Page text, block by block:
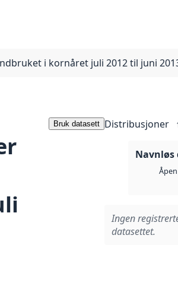
i kornåret juli 2012 til juni
Bruk datasett Distribusjoner
Ingen
datasettet.